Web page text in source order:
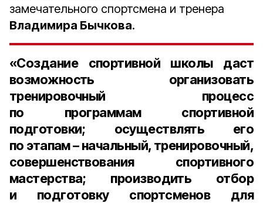
замечательного спортсмена и тренера
Владимира Бычкова.
«Создание спортивной школы даст
возможность организовать
тренировочный процесс
по программам спортивной
подготовки; осуществлять его
по этапам – начальный, тренировочный,
совершенствования спортивного
мастерства; производить отбор
и подготовку спортсменов для